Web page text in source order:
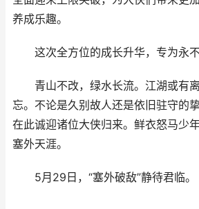
养成乐趣。
这次全方位的成长升华，专为永不
青山不改，绿水长流。江湖或有
忘。不论是久别故人还是依旧驻守的
在此诚迎诸位大侠归来。鲜衣怒马少
塞外天涯。
5月29日，“塞外破敌”静待君临。